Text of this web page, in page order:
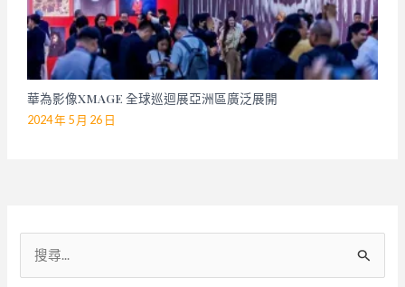
華為影像XMAGE 全球巡迴展亞洲區廣泛展開
2024 年 5 月 26 日